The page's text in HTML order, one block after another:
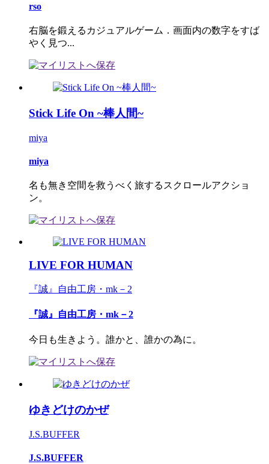
rso
右脳を鍛えるカジュアルゲーム．画面内の数字をすば
やく見つ...
Stick Life On ~棒人間~
miya
miya
名も無き空間を救うべく旅するスクロールアクショ
ン。
LIVE FOR HUMAN
『誠』自由工房・mk－2
『誠』自由工房・mk－2
今日も生きよう。誰かと、誰かの為に。
ゆきどけのかぜ
J.S.BUFFER
J.S.BUFFER